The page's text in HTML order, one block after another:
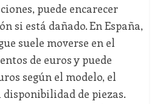
puede encarecer
si está dañado. En España,
suele moverse en el
de euros y puede
según el modelo, el
de piezas.